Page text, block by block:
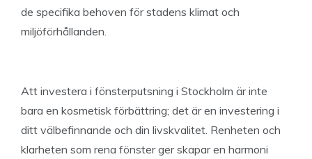
de specifika behoven för stadens klimat och
miljöförhållanden.
Att investera i fönsterputsning i Stockholm är inte
bara en kosmetisk förbättring; det är en investering i
ditt välbefinnande och din livskvalitet. Renheten och
klarheten som rena fönster ger skapar en harmoni